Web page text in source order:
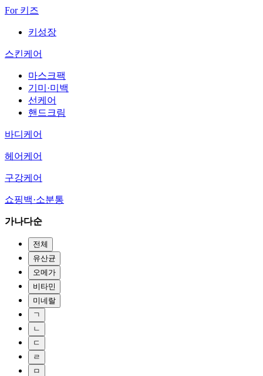
For 키즈
키성장
스킨케어
마스크팩
기미·미백
선케어
핸드크림
바디케어
헤어케어
구강케어
쇼핑백·소분통
가나다순
전체
유산균
오메가
비타민
미네랄
ㄱ
ㄴ
ㄷ
ㄹ
ㅁ